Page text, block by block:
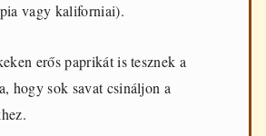
vagy kaliforniai).
erős paprikát is tesznek a
hogy sok savat csináljon a